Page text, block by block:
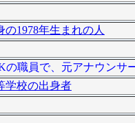
の1978年生まれの人
職員で、元アナウンサー
学校の出身者